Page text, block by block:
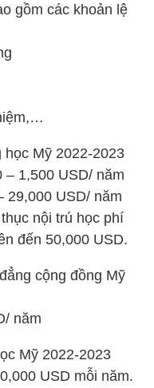
gồm các khoản lệ
Mỹ 2022-2023
1,500 USD/ năm
29,000 USD/ năm
nội trú học phí
đến 50,000 USD.
cộng đồng Mỹ
năm
Mỹ 2022-2023
USD mỗi năm.